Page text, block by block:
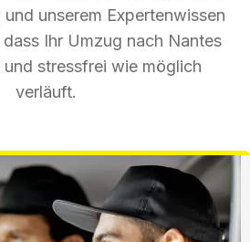
unserem Expertenwissen
Ihr Umzug nach Nantes
stressfrei wie möglich
verläuft.